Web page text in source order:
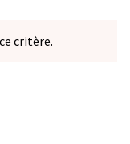
critère.